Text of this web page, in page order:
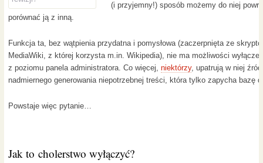
(i przyjemny!) sposób możemy do niej
porównać ją z inną.
Funkcja ta, bez wątpienia przydatna i pomysłowa (zaczerpnięta ze
MediaWiki, z której korzysta m.in. Wikipedia), nie ma możliwości
z poziomu panela administratora. Co więcej, niektórzy, upatrują w niej
nadmiernego generowania niepotrzebnej treści, która tylko zapycha bazę
Powstaje więc pytanie…
Jak to cholerstwo wyłączyć?